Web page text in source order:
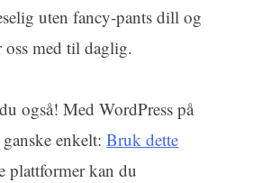
uten fancy-pants dill og
med til daglig.
også! Med WordPress på
ganske enkelt:Bruk dette
plattformer kan du